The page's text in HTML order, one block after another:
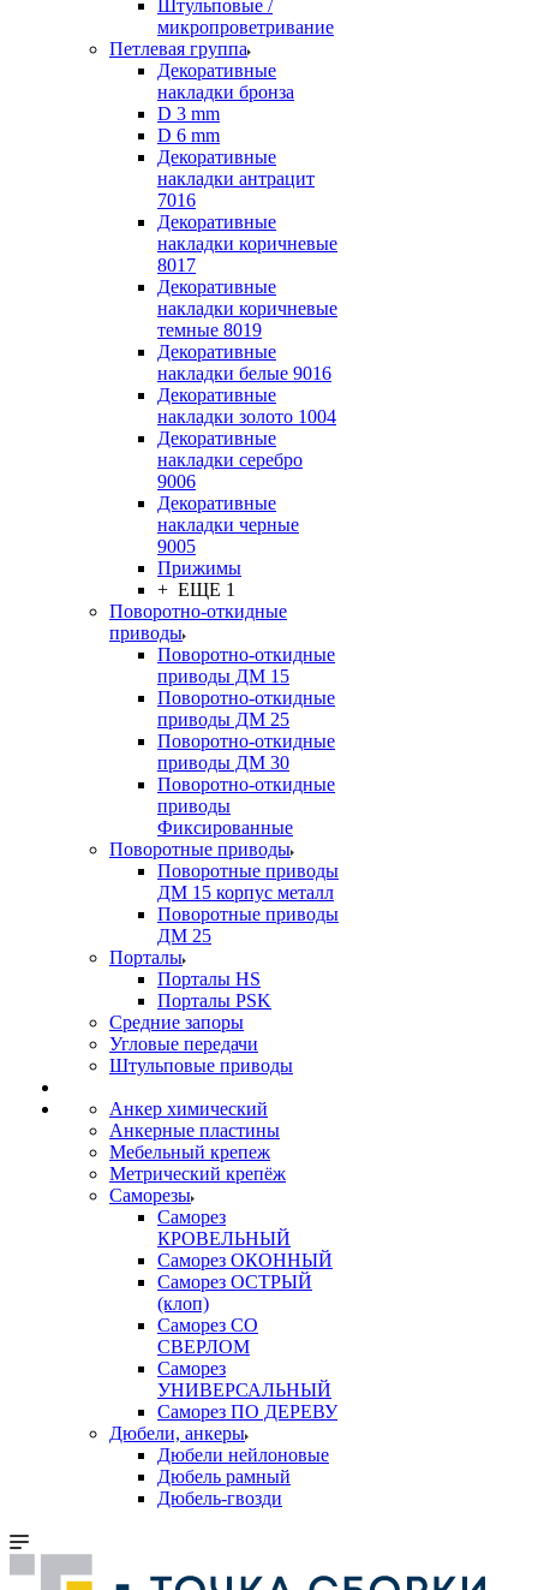
Штульповые /
микропроветривание
Петлевая группа
Декоративные
накладки бронза
D 3 mm
D 6 mm
Декоративные
накладки антрацит
7016
Декоративные
накладки коричневые
8017
Декоративные
накладки коричневые
темные 8019
Декоративные
накладки белые 9016
Декоративные
накладки золото 1004
Декоративные
накладки серебро
9006
Декоративные
накладки черные
9005
Прижимы
+ ЕЩЕ 1
Поворотно-откидные
приводы
Поворотно-откидные
приводы ДМ 15
Поворотно-откидные
приводы ДМ 25
Поворотно-откидные
приводы ДМ 30
Поворотно-откидные
приводы
Фиксированные
Поворотные приводы
Поворотные приводы
ДМ 15 корпус металл
Поворотные приводы
ДМ 25
Порталы
Порталы HS
Порталы PSK
Средние запоры
Угловые передачи
Штульповые приводы
Анкер химический
Анкерные пластины
Мебельный крепеж
Метрический крепёж
Саморезы
Саморез
КРОВЕЛЬНЫЙ
Саморез ОКОННЫЙ
Саморез ОСТРЫЙ
(клоп)
Саморез СО
СВЕРЛОМ
Саморез
УНИВЕРСАЛЬНЫЙ
Саморез ПО ДЕРЕВУ
Дюбели, анкеры
Дюбели нейлоновые
Дюбель рамный
Дюбель-гвозди